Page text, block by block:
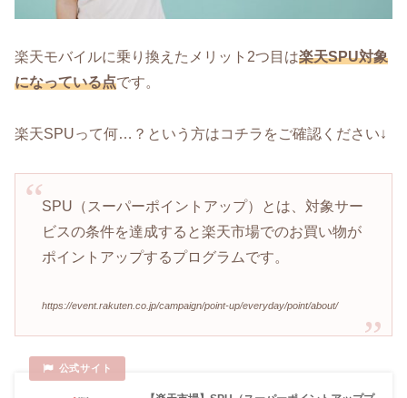
楽天モバイルに乗り換えたメリット2つ目は楽天SPU対象
になっている点です。
楽天SPUって何…？という方はコチラをご確認ください↓
SPU（スーパーポイントアップ）とは、対象サー
ビスの条件を達成すると楽天市場でのお買い物が
ポイントアップするプログラムです。
https://event.rakuten.co.jp/campaign/point-up/everyday/point/about/